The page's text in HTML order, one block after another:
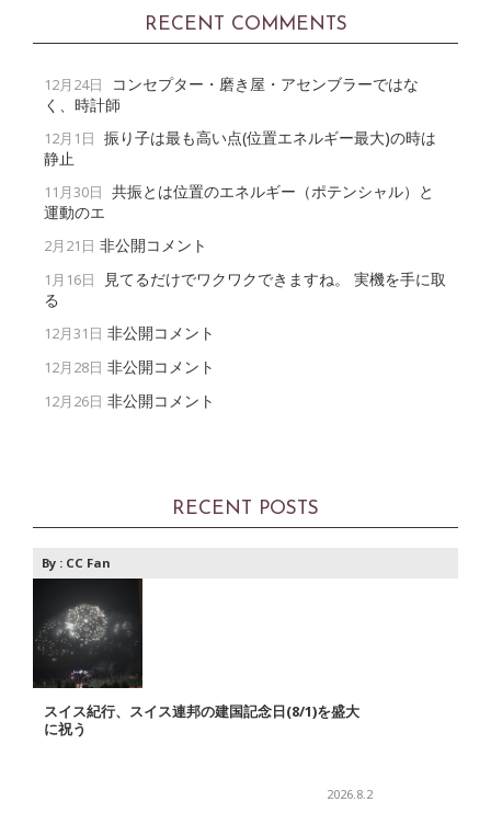
RECENT COMMENTS
12月24日
コンセプター・磨き屋・アセンブラーではな
く、時計師
12月1日 振り子は最も高い点(位置エネルギー最大)の時は
静止
11月30日 共振とは位置のエネルギー（ポテンシャル）と
運動のエ
2月21日 非公開コメント
1月16日
見てるだけでワクワクできますね。 実機を手に取
る
12月31日 非公開コメント
12月28日 非公開コメント
12月26日 非公開コメント
RECENT POSTS
By : CC Fan
スイス紀行、スイス連邦の建国記念日(8/1)を盛大
に祝う
2026.8.2